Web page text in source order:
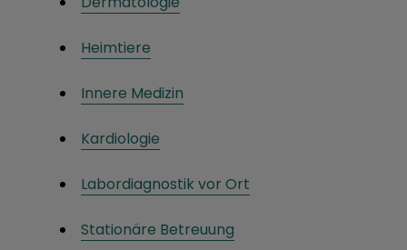
Heimtiere
Innere Medizin
Kardiologie
Labordiagnostik vor Ort
Stationäre Betreuung